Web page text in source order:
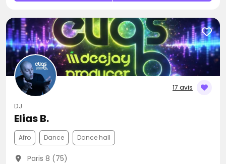
17 avis
DJ
Elias B.
Afro Dance Dance hall
Paris 8 (75)